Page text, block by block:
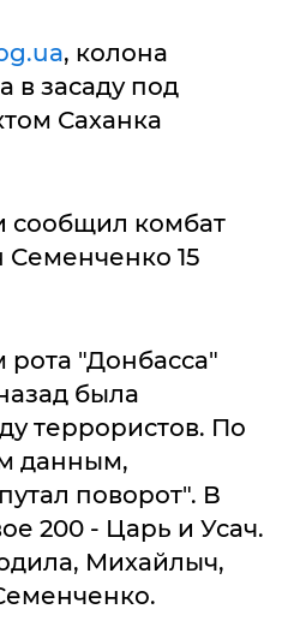
, колона
в засаду под
Саханка
сообщил комбат
15
"Донбасса"
была
террористов. По
данным,
поворот". В
200 - Царь и Усач.
Михайлыч,